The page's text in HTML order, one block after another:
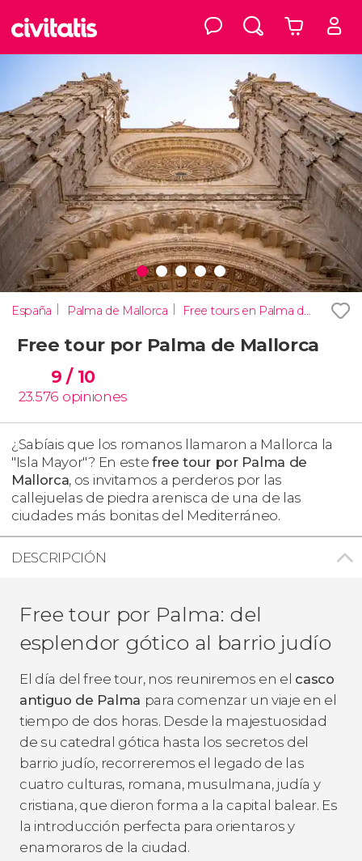
España Palma de Mallorca Free tours en Palma de Mallorca
Free tour por Palma de Mallorca
9/ 10
23.576 opiniones
¿Sabíais que los romanos llamaron a Mallorca la
"Isla Mayor"? En este free tour por Palma de
Mallorca, os invitamos a perderos por las
callejuelas de piedra arenisca de una de las
ciudades más bonitas del Mediterráneo.
DESCRIPCIÓN
Free tour por Palma: del
esplendor gótico al barrio judío
El día del free tour, nos reuniremos en el casco
antiguo de Palma para comenzar un viaje en el
tiempo de dos horas. Desde la majestuosidad
de su catedral gótica hasta los secretos del
barrio judío, recorreremos el legado de las
cuatro culturas, romana, musulmana, judía y
cristiana, que dieron forma a la capital balear. Es
la introducción perfecta para orientaros y
enamoraros de la ciudad.